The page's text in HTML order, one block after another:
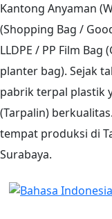
Kantong Anyaman
(Shopping Bag /
LLDPE / PP Film
planter bag). Sejak
pabrik terpal plastik
(Tarpalin)
tempat produksi di
Surabaya.